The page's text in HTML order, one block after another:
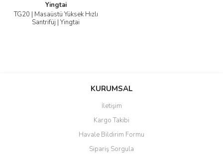
Yingtai
TG20 | Masaüstü Yüksek Hızlı
Santrifüj | Yingtai
KURUMSAL
İletişim
Kargo Takibi
Havale Bildirim Formu
Sipariş Sorgula